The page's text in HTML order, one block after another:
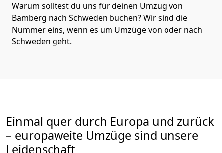
Warum solltest du uns für deinen Umzug von
Bamberg nach Schweden buchen? Wir sind die
Nummer eins, wenn es um Umzüge von oder nach
Schweden geht.
Einmal quer durch Europa und zurück
– europaweite Umzüge sind unsere
Leidenschaft